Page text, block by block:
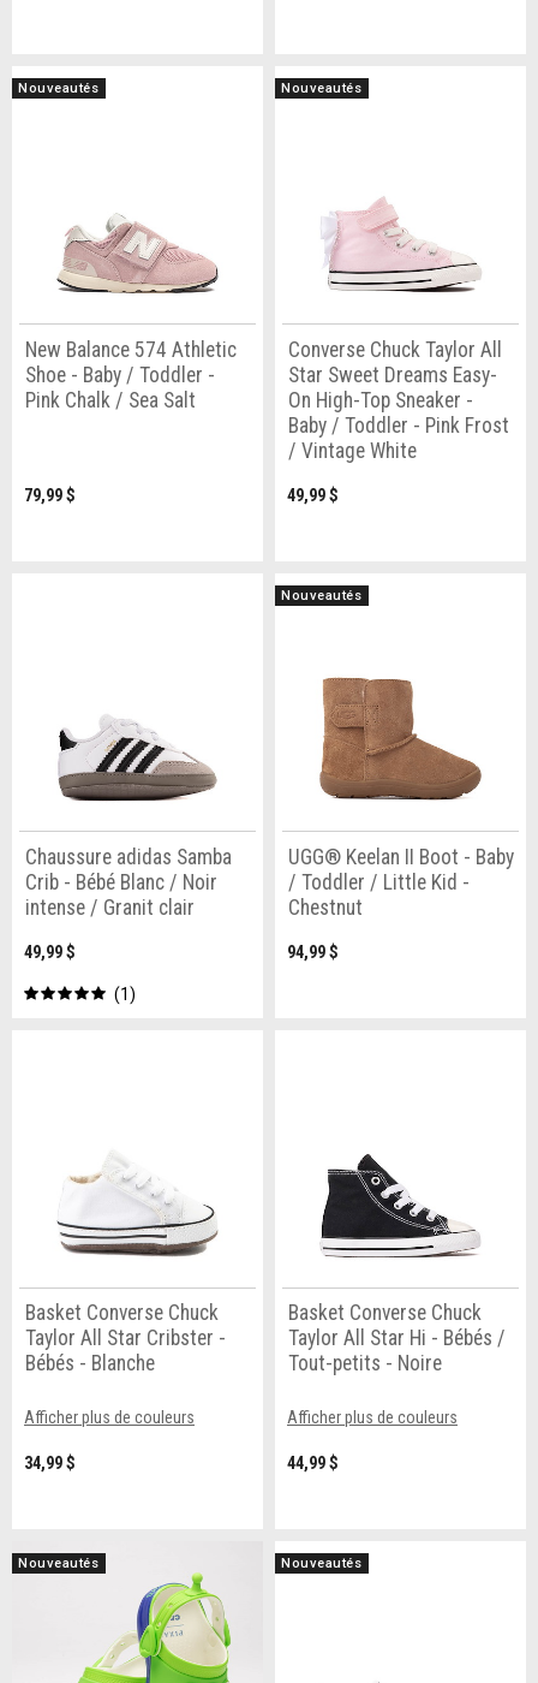
Nouveautés
New Balance 574 Athletic
Shoe - Baby / Toddler -
Pink Chalk / Sea Salt
79,99 $
Nouveautés
Converse Chuck Taylor All
Star Sweet Dreams Easy-
On High-Top Sneaker -
Baby / Toddler - Pink Frost
/ Vintage White
49,99 $
Chaussure adidas Samba
Crib - Bébé Blanc / Noir
intense / Granit clair
49,99 $
1
Nouveautés
UGG® Keelan II Boot - Baby
/ Toddler / Little Kid -
Chestnut
94,99 $
Basket Converse Chuck
Taylor All Star Cribster -
Bébés - Blanche
Afficher plus de couleurs
34,99 $
Basket Converse Chuck
Taylor All Star Hi - Bébés /
Tout-petits - Noire
Afficher plus de couleurs
44,99 $
Nouveautés Nouveautés